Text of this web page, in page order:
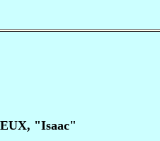
"Isaac"